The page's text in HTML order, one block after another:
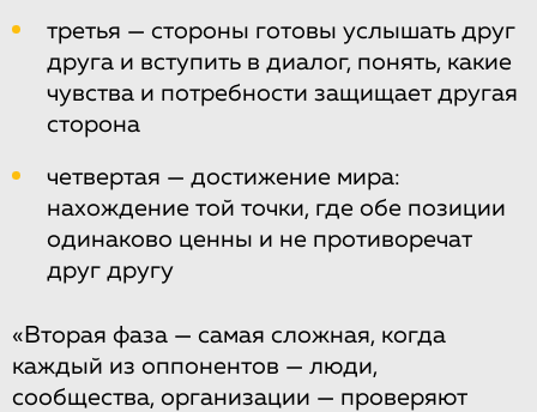
третья — стороны готовы услышать друг
друга и вступить в диалог, понять, какие
чувства и потребности защищает другая
сторона
четвертая — достижение мира:
нахождение той точки, где обе позиции
одинаково ценны и не противоречат
друг другу
«Вторая фаза — самая сложная, когда
каждый из оппонентов — люди,
сообщества, организации — проверяют